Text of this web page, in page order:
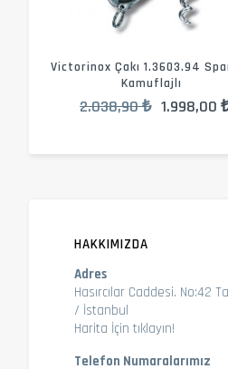
Victorinox Çakı 1.3603.94
Kamuflajlı
2.038,90 ₺ 1.998,00
HAKKIMIZDA
Adres
Hasırcılar Caddesi. No:42
/ İstanbul
Harita İçin tıklayın!
Telefon Numaralarımız